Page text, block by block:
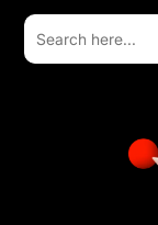
Search
for: